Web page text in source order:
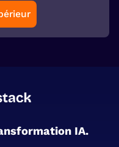
IA.